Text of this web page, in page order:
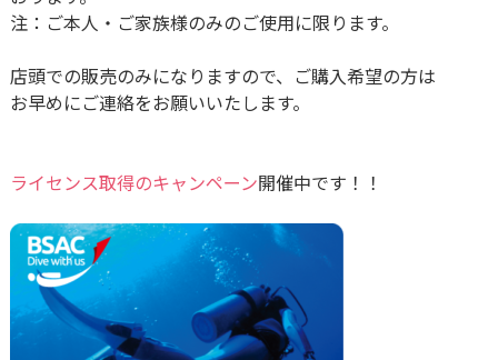
注：ご本人・ご家族様のみのご使用に限ります。
店頭での販売のみになりますので、ご購入希望の方は
お早めにご連絡をお願いいたします。
ライセンス取得のキャンペーン開催中です！！